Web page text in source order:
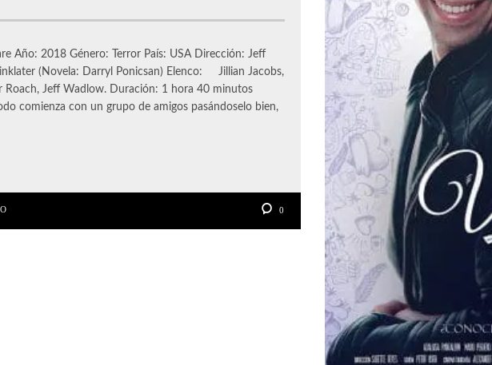
Año: 2018 Género: Terror País: USA Dirección: Jeff
(Novela: Darryl Ponicsan) Elenco: Jillian Jacobs,
Roach, Jeff Wadlow. Duración: 1 hora 40 minutos
comienza con un grupo de amigos pasándoselo bien,
0